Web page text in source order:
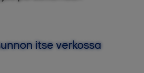
itse verkossa